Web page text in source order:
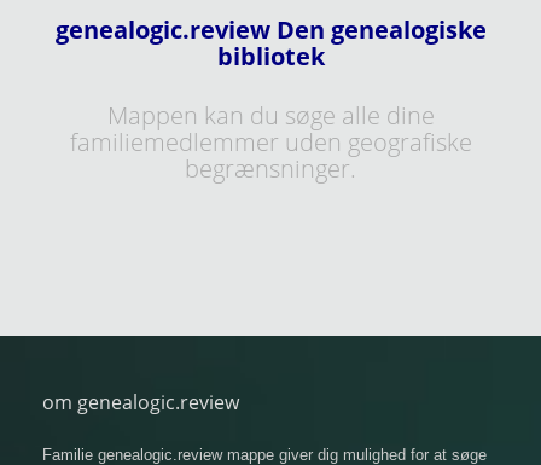
genealogic.review Den genealogiske
bibliotek
Mappen kan du søge alle dine
familiemedlemmer uden geografiske
begrænsninger.
om genealogic.review
Familie genealogic.review mappe giver dig mulighed for at søge